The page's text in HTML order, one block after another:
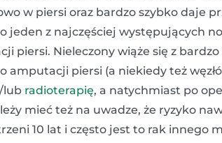
w piersi oraz bardzo szybko daje
jeden z najczęściej występujących
piersi. Nieleczony wiąże się z
amputacji piersi (a niekiedy też
lub radioterapię, a natychmiast po
mieć też na uwadze, że ryzyko
10 lat i często jest to rak innego